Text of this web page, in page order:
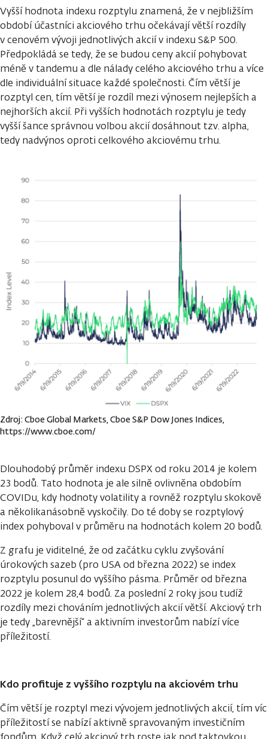
Vyšší hodnota indexu rozptylu znamená, že v nejbližším
období účastníci akciového trhu očekávají větší rozdíly
v cenovém vývoji jednotlivých akcií v indexu S&P 500.
Předpokládá se tedy, že se budou ceny akcií pohybovat
méně v tandemu a dle nálady celého akciového trhu a více
dle individuální situace každé společnosti. Čím větší je
rozptyl cen, tím větší je rozdíl mezi výnosem nejlepších a
nejhorších akcií. Při vyšších hodnotách rozptylu je tedy
vyšší šance správnou volbou akcií dosáhnout tzv. alpha,
tedy nadvýnos oproti celkového akciovému trhu.
Zdroj: Cboe Global Markets, Cboe S&P Dow Jones Indices,
https://www.cboe.com/
Dlouhodobý průměr indexu DSPX od roku 2014 je kolem
23 bodů. Tato hodnota je ale silně ovlivněna obdobím
COVIDu, kdy hodnoty volatility a rovněž rozptylu skokově
a několikanásobně vyskočily. Do té doby se rozptylový
index pohyboval v průměru na hodnotách kolem 20 bodů.
Z grafu je viditelné, že od začátku cyklu zvyšování
úrokových sazeb (pro USA od března 2022) se index
rozptylu posunul do vyššího pásma. Průměr od března
2022 je kolem 28,4 bodů. Za poslední 2 roky jsou tudíž
rozdíly mezi chováním jednotlivých akcií větší. Akciový trh
je tedy „barevnější“ a aktivním investorům nabízí více
příležitostí.
Kdo profituje z vyššího rozptylu na akciovém trhu
Čím větší je rozptyl mezi vývojem jednotlivých akcií, tím víc
příležitostí se nabízí aktivně spravovaným investičním